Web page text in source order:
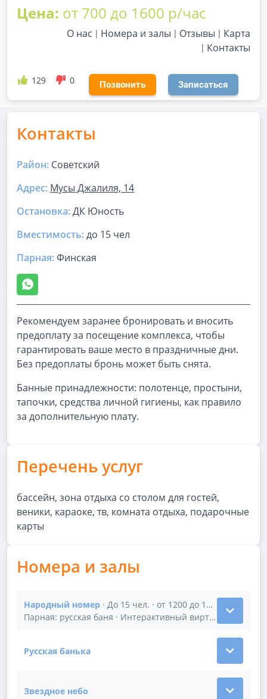
Цена: от 700 до 1600 р/час
О нас Номера и залы Отзывы
Карта
Контакты
129 0 Позвонить Записаться
Контакты
Район: Советский
Адрес: Мусы Джалиля, 14
Остановка:ДК Юность
Вместимость:до 15 чел
Парная:Финская
Рекомендуем заранее бронировать и вносить
предоплату за посещение комплекса, чтобы
гарантировать ваше место в праздничные дни.
Без предоплаты бронь может быть снята.
Банные принадлежности: полотенце, простыни,
тапочки, средства личной гигиены, как правило
за дополнительную плату.
Перечень услуг
бассейн, зона отдыха со столом для гостей,
веники, караоке, тв, комната отдыха, подарочные
карты
Номера и залы
Народный номер · До 15 чел. · от 1200 до 1300 р/час
Показать подробности зала Народный номер
Русская банька
Показать подробности зала Русская банька
Звездное небо